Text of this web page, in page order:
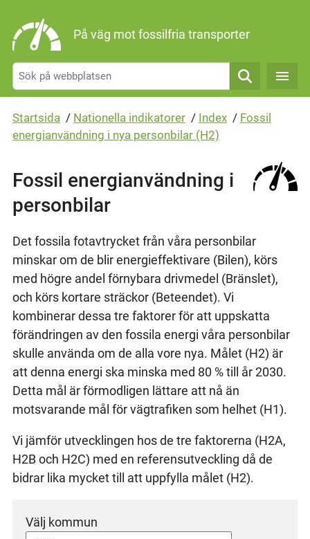
På väg mot fossilfria transporter
Sök
Startsida / Nationella indikatorer / Index / Fossil
energianvändning i nya personbilar (H2)
Fossil energianvändning i
personbilar
Det fossila fotavtrycket från våra personbilar
minskar om de blir energieffektivare (Bilen), körs
med högre andel förnybara drivmedel (Bränslet),
och körs kortare sträckor (Beteendet). Vi
kombinerar dessa tre faktorer för att uppskatta
förändringen av den fossila energi våra personbilar
skulle använda om de alla vore nya. Målet (H2) är
att denna energi ska minska med 80 % till år 2030.
Detta mål är förmodligen lättare att nå än
motsvarande mål för vägtrafiken som helhet (H1).
Vi jämför utvecklingen hos de tre faktorerna (H2A,
H2B och H2C) med en referensutveckling då de
bidrar lika mycket till att uppfylla målet (H2).
Välj kommun